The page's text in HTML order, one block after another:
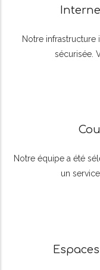
Notre
sécurisée.
Notre équipe a été
un